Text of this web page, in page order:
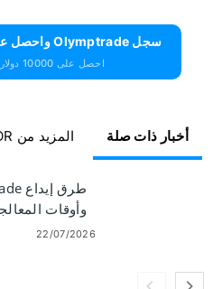
سجل Olymptrade واحصل على 10000 دولار مجانًا
احصل على 10000 دولار مجانًا للمبتدئين
المزيد من AUTHOR أخبار ذات صلة
وأوقات
22/07/2026